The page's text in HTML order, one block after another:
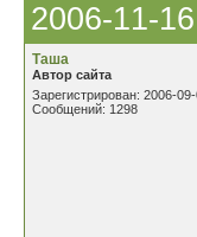
2006-11-
Таша
Автор сайта
Зарегистрирован: 2006-09-
Сообщений: 1298